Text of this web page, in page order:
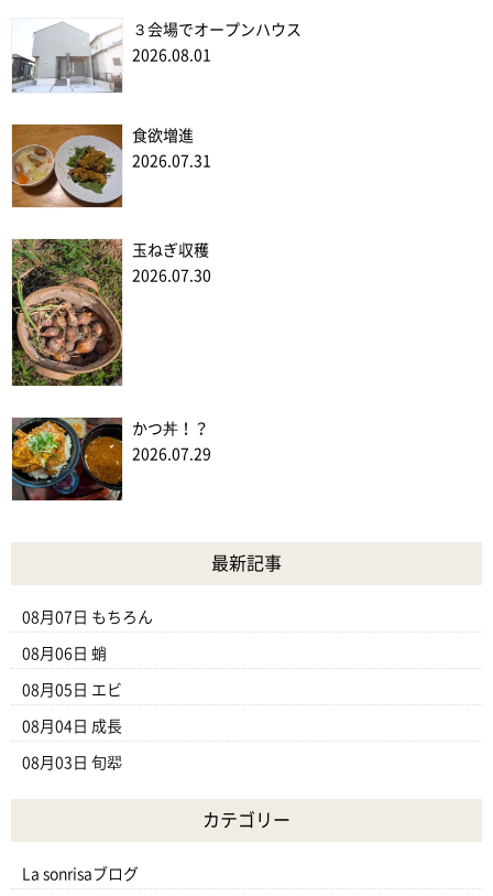
３会場でオープンハウス
2026.08.01
食欲増進
2026.07.31
玉ねぎ収穫
2026.07.30
かつ丼！？
2026.07.29
最新記事
08月07日 もちろん
08月06日 蛸
08月05日 エビ
08月04日 成長
08月03日 旬翆
カテゴリー
La sonrisaブログ